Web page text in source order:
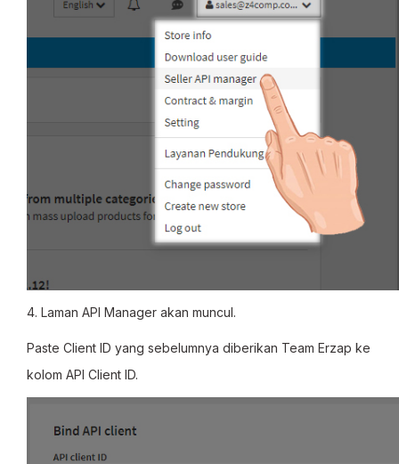
4. Laman API Manager akan muncul.
Paste Client ID yang sebelumnya diberikan Team Erzap ke
kolom API Client ID.